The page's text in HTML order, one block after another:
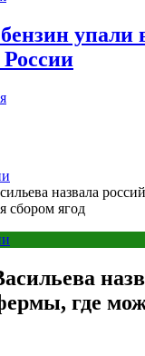
упали
России
назвала
сбором ягод
где